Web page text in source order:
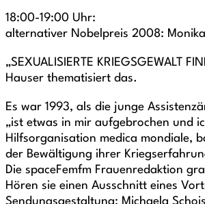
18:00-19:00 Uhr:
alternativer Nobelpreis 2008:
„SEXUALISIERTE KRIEGSGEWALT
Hauser thematisiert das.
Es war 1993, als die junge
„ist etwas in mir aufgebrochen und
Hilfsorganisation medica mondiale,
der Bewältigung ihrer
Die spaceFemfm Frauenredaktion
Hören sie einen Ausschnitt eines
Sendungsgestaltung: Michaela